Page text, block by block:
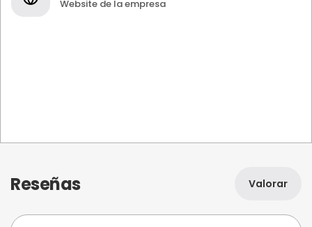
Website de la empresa
Reseñas Valorar